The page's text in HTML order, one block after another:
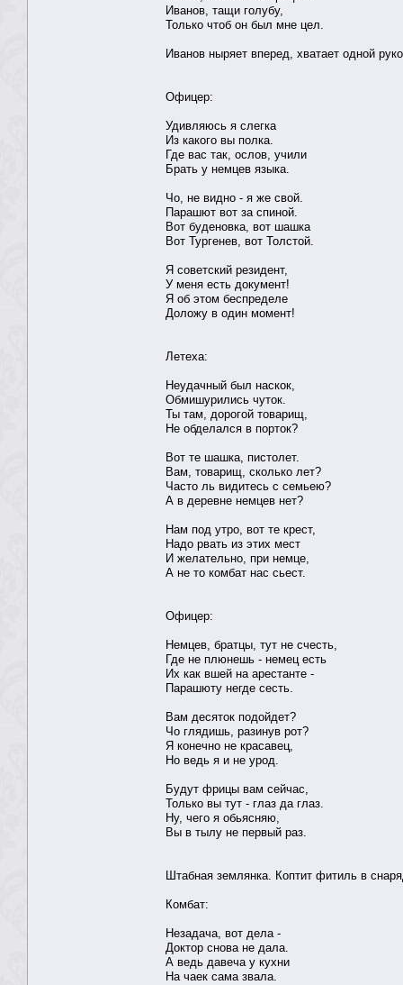
Иванов, тащи голубу,
Только чтоб он был мне цел.
Иванов ныряет вперед, хватает одной
Офицер:
Удивляюсь я слегка
Из какого вы полка.
Где вас так, ослов, учили
Брать у немцев языка.
Чо, не видно - я же свой.
Парашют вот за спиной.
Вот буденовка, вот шашка
Вот Тургенев, вот Толстой.
Я советский резидент,
У меня есть документ!
Я об этом беспределе
Доложу в один момент!
Летеха:
Неудачный был наскок,
Обмишурились чуток.
Ты там, дорогой товарищ,
Не обделался в порток?
Вот те шашка, пистолет.
Вам, товарищ, сколько лет?
Часто ль видитесь с семьею?
А в деревне немцев нет?
Нам под утро, вот те крест,
Надо рвать из этих мест
И желательно, при немце,
А не то комбат нас сьест.
Офицер:
Немцев, братцы, тут не счесть,
Где не плюнешь - немец есть
Их как вшей на арестанте -
Парашюту негде сесть.
Вам десяток подойдет?
Чо глядишь, разинув рот?
Я конечно не красавец,
Но ведь я и не урод.
Будут фрицы вам сейчас,
Только вы тут - глаз да глаз.
Ну, чего я обьясняю,
Вы в тылу не первый раз.
Штабная землянка. Коптит фитиль в
Комбат:
Незадача, вот дела -
Доктор снова не дала.
А ведь давеча у кухни
На чаек сама звала.